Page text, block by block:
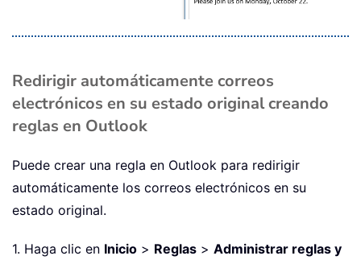
Redirigir automáticamente correos
electrónicos en su estado original creando
reglas en Outlook
Puede crear una regla en Outlook para redirigir
automáticamente los correos electrónicos en su
estado original.
1. Haga clic en Inicio > Reglas > Administrar reglas y